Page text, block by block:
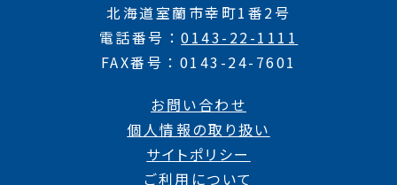
北海道室蘭市幸町1番2号
電話番号
0143-22-1111
FAX番号
0143-24-7601
お問い合わせ
個人情報の取り扱い
サイトポリシー
ご利用について